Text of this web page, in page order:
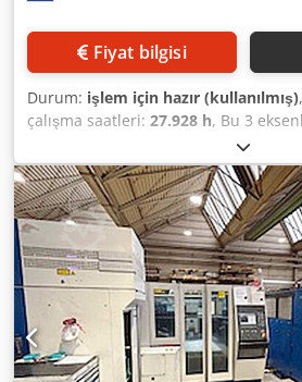
Fiyat bilgisi
Durum: işlem için hazır (kullanılmış)
çalışma saatleri: 27.928 h, Bu 3
5030 + LiftMaster, 2010 yılında
rezonatörüne sahiptir ve maksimum
boyutunu işleyebilir. Sistem bir
kaliteli lazer kesim kabiliyetlerine
satılık TRUMPF TruLaser 5030
değerlendirebilirsiniz. Daha fazla
iletişime geçin. • Maks. tabaka
LiftMaster Dahil Dodsx E Ed Eopfx